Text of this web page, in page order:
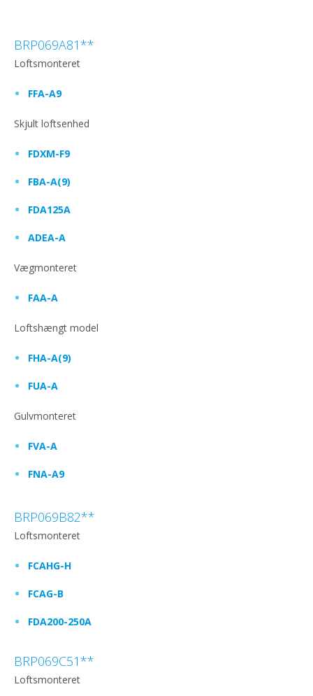
BRP069A81**
Loftsmonteret
FFA-A9
Skjult loftsenhed
FDXM-F9
FBA-A(9)
FDA125A
ADEA-A
Vægmonteret
FAA-A
Loftshængt model
FHA-A(9)
FUA-A
Gulvmonteret
FVA-A
FNA-A9
BRP069B82**
Loftsmonteret
FCAHG-H
FCAG-B
FDA200-250A
BRP069C51**
Loftsmonteret